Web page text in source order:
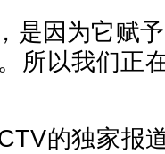
是因为它赋
所以我们正
的独家报